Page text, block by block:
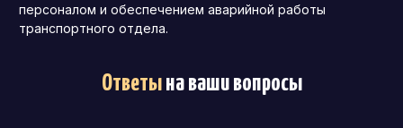
персоналом и обеспечением аварийной работы
транспортного отдела.
Ответына ваши вопросы